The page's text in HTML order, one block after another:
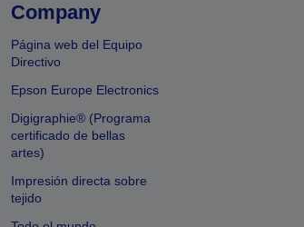
Company
Página web del Equipo
Directivo
Epson Europe Electronics
Digigraphie® (Programa
certificado de bellas
artes)
Impresión directa sobre
tejido